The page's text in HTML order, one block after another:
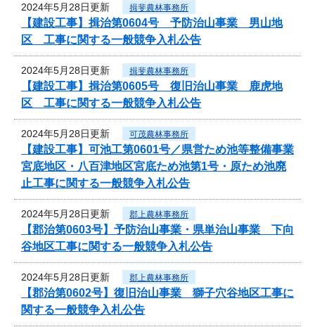
2024年5月28日更新 揖斐農林事務所
【建設工事】揖治第0604号 予防治山事業 男山地
区 工事に関する一般競争入札公告
2024年5月28日更新 揖斐農林事務所
【建設工事】揖治第0605号 復旧治山事業 鹿虎地
区 工事に関する一般競争入札公告
2024年5月28日更新 可茂農林事務所
【建設工事】可池工第0601号／県営ため池等整備事業
宮底地区・八百津地区宮底ため池第1号・原ため池廃
止工事に関する一般競争入札公告
2024年5月28日更新 郡上農林事務所
【郡治第0603号】予防治山事業・県単治山事業 下向
谷地区工事に関する一般競争入札公告
2024年5月28日更新 郡上農林事務所
【郡治第0602号】復旧治山事業 獅子穴谷地区工事に
関する一般競争入札公告